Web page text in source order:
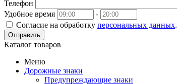
Телефон
Удобное время
-
Согласие на обработку персональных данных.
Отправить
Каталог товаров
Меню
Дорожные знаки
Предупреждающие знаки